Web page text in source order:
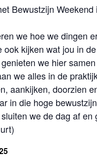
Bewustzijn
we hoe we dingen
ook kijken wat jou in
we hier
we alles in de
aankijken, doorzien
in die hoge
we de dag af